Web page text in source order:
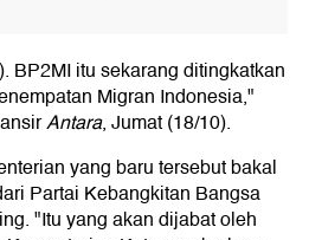
BP2MI itu sekarang ditingkatkan
Migran Indonesia,"
Antara, Jumat (18/10).
yang baru tersebut bakal
Partai Kebangkitan Bangsa
"Itu yang akan dijabat oleh